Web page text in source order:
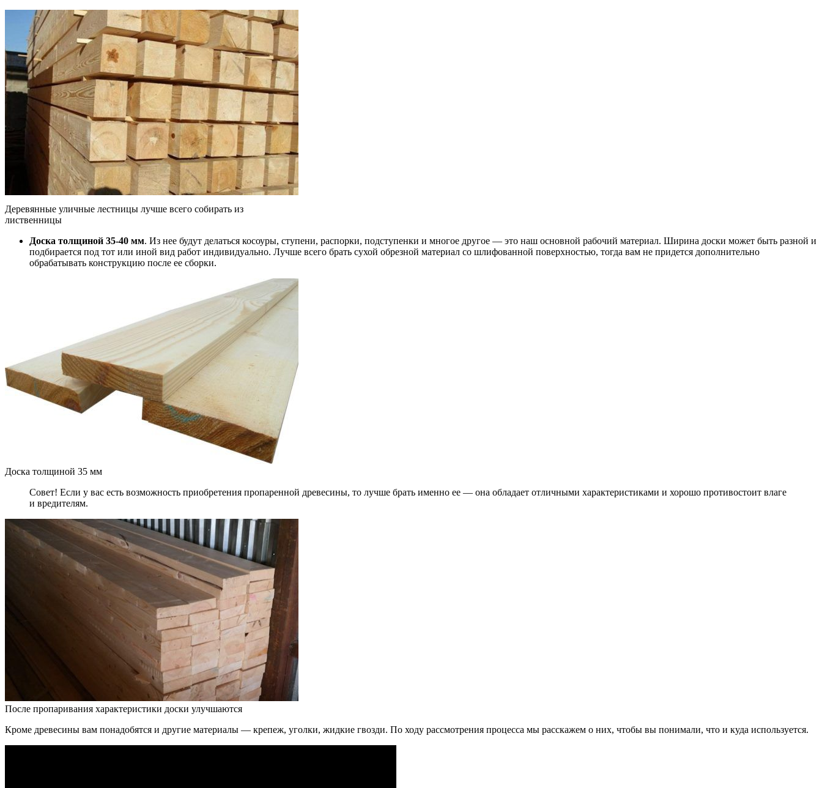
Деревянные уличные лестницы лучше всего собирать из
лиственницы
Доска толщиной 35-40 мм. Из нее будут делаться косоуры, ступени, распорки, подступенки и многое другое — это наш основной рабочий материал. Ширина доски может быть разной и
подбирается под тот или иной вид работ индивидуально. Лучше всего брать сухой обрезной материал со шлифованной поверхностью, тогда вам не придется дополнительно
обрабатывать конструкцию после ее сборки.
Доска толщиной 35 мм
Совет! Если у вас есть возможность приобретения пропаренной древесины, то лучше брать именно ее — она обладает отличными характеристиками и хорошо противостоит влаге
и вредителям.
После пропаривания характеристики доски улучшаются
Кроме древесины вам понадобятся и другие материалы — крепеж, уголки, жидкие гвозди. По ходу рассмотрения процесса мы расскажем о них, чтобы вы понимали, что и куда используется.